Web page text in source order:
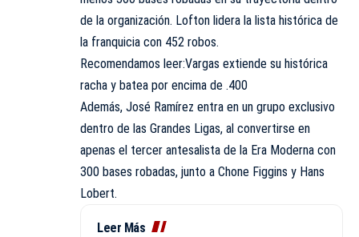
de la organización. Lofton lidera la lista histórica de
la franquicia con 452 robos.
Recomendamos leer:Vargas extiende su histórica
racha y batea por encima de .400
Además, José Ramírez entra en un grupo exclusivo
dentro de las Grandes Ligas, al convertirse en
apenas el tercer antesalista de la Era Moderna con
300 bases robadas, junto a Chone Figgins y Hans
Lobert.
Leer Más